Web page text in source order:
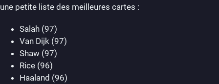
une petite liste des meilleures cartes :
Salah (97)
Van Dijk (97)
Shaw (97)
Rice (96)
Haaland (96)